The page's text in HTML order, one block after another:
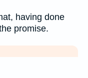
having done
promise.